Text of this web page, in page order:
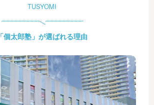
TUSYOMI
「個太郎塾」が選ばれる理由